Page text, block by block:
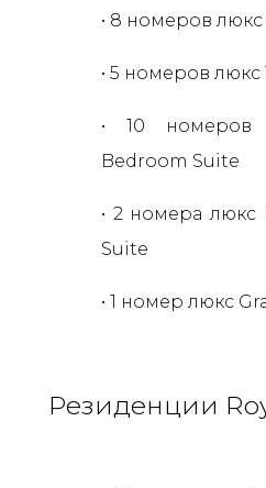
• 8 номеров
• 5 номеров
• 10
Bedroom Suite
• 2 номера
Suite
• 1 номер люкс
Резиденции